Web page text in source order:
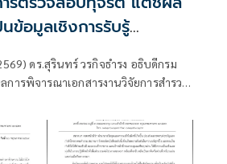
ข้อมูลเชิงการรับรู้
ละข้อมูลไม่รอบด้าน ไม่ควร
งานหรือสะท้อนภาพรวม
ดร.สุรินทร์ วรกิจธำรง อธิบดีกรม
ารพิจารณาเอกสารงานวิจัยการสำรวจ
บุว่า กรมควบคุมมลพิษ (คพ.)